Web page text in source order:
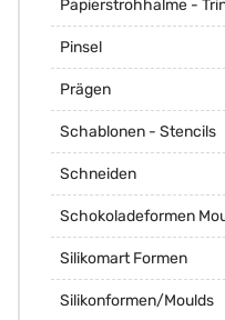
fmm Easiest
Papierstrohhalme -
Pinsel
Prägen
Schablonen - Stencils
Schneiden
Schokoladeformen
Silikomart Formen
Silikonformen/Moulds